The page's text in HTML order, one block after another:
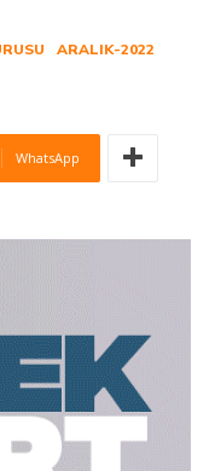
ARALIK-2022
WhatsApp